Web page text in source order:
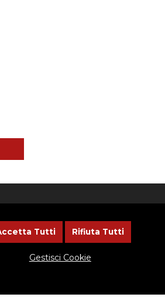
Tutti Rifiuta Tutti
Gestisci Cookie
indirizzo email, ti